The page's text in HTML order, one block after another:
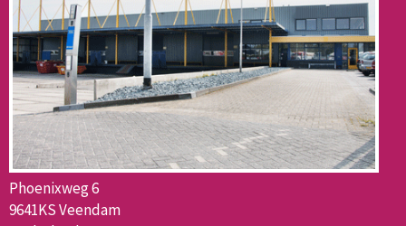
Phoenixweg 6
9641KS Veendam